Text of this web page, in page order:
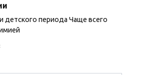
детского периода Чаще всего